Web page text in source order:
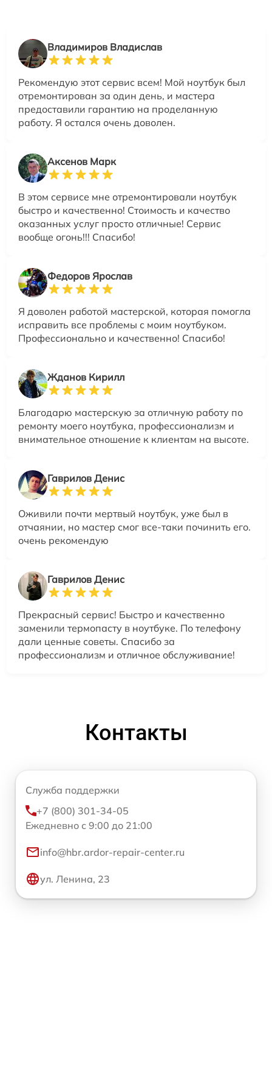
Владимиров Владислав
Рекомендую этот сервис всем! Мой ноутбук был
отремонтирован за один день, и мастера
предоставили гарантию на проделанную
работу. Я остался очень доволен.
Аксенов Марк
В этом сервисе мне отремонтировали ноутбук
быстро и качественно! Стоимость и качество
оказанных услуг просто отличные! Сервис
вообще огонь!!! Спасибо!
Федоров Ярослав
Я доволен работой мастерской, которая помогла
исправить все проблемы с моим ноутбуком.
Профессионально и качественно! Спасибо!
Жданов Кирилл
Благодарю мастерскую за отличную работу по
ремонту моего ноутбука, профессионализм и
внимательное отношение к клиентам на высоте.
Гаврилов Денис
Оживили почти мертвый ноутбук, уже был в
отчаянии, но мастер смог все-таки починить его.
очень рекомендую
Гаврилов Денис
Прекрасный сервис! Быстро и качественно
заменили термопасту в ноутбуке. По телефону
дали ценные советы. Спасибо за
профессионализм и отличное обслуживание!
Контакты
Служба поддержки
+7 (800) 301-34-05
Ежедневно с 9:00 до 21:00
info@hbr.ardor-repair-center.ru
ул. Ленина, 23